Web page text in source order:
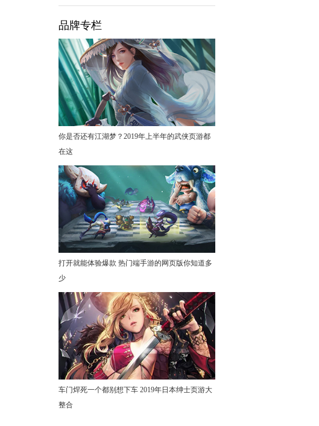
品牌专栏
你是否还有江湖梦？2019年上半年的武侠页游都
在这
打开就能体验爆款 热门端手游的网页版你知道多
少
车门焊死一个都别想下车 2019年日本绅士页游大
整合